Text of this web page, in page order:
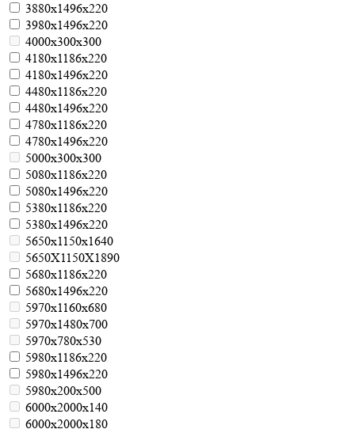
3880х1496х220
3980х1496х220
4000х300х300
4180х1186х220
4180х1496х220
4480х1186х220
4480х1496х220
4780х1186х220
4780х1496х220
5000х300х300
5080х1186х220
5080х1496х220
5380х1186х220
5380х1496х220
5650х1150х1640
5650Х1150Х1890
5680х1186х220
5680х1496х220
5970х1160х680
5970х1480х700
5970х780х530
5980х1186х220
5980х1496х220
5980х200х500
6000х2000х140
6000х2000х180